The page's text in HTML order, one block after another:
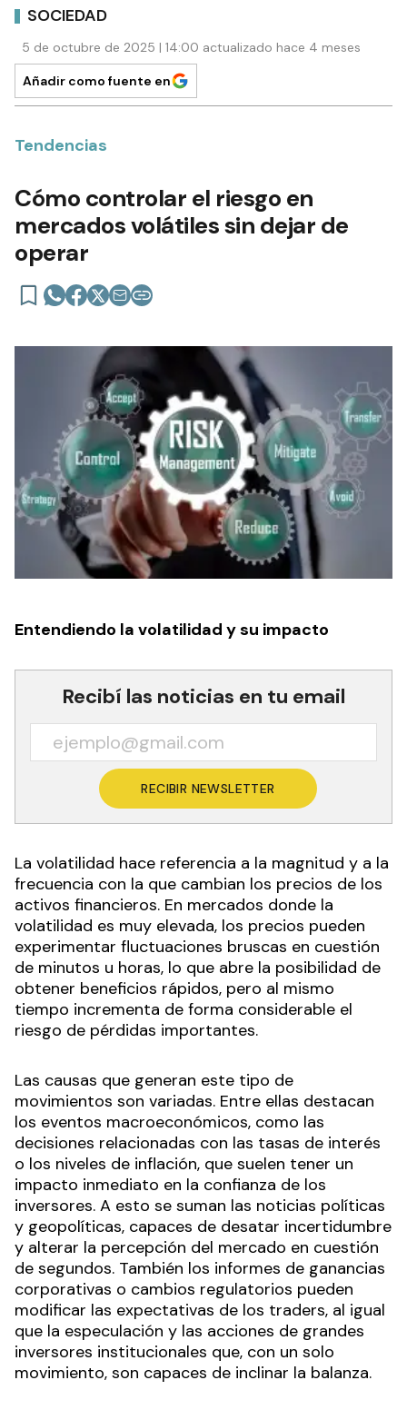
SOCIEDAD
5 de octubre de 2025 | 14:00 actualizado hace 4 meses
Añadir como fuente en
Tendencias
Cómo controlar el riesgo en
mercados volátiles sin dejar de
operar
Entendiendo la volatilidad y su impacto
Recibí las noticias en tu email
RECIBIR NEWSLETTER
La volatilidad hace referencia a la magnitud y a la
frecuencia con la que cambian los precios de los
activos financieros. En mercados donde la
volatilidad es muy elevada, los precios pueden
experimentar fluctuaciones bruscas en cuestión
de minutos u horas, lo que abre la posibilidad de
obtener beneficios rápidos, pero al mismo
tiempo incrementa de forma considerable el
riesgo de pérdidas importantes.
Las causas que generan este tipo de
movimientos son variadas. Entre ellas destacan
los eventos macroeconómicos, como las
decisiones relacionadas con las tasas de interés
o los niveles de inflación, que suelen tener un
impacto inmediato en la confianza de los
inversores. A esto se suman las noticias políticas
y geopolíticas, capaces de desatar incertidumbre
y alterar la percepción del mercado en cuestión
de segundos. También los informes de ganancias
corporativas o cambios regulatorios pueden
modificar las expectativas de los traders, al igual
que la especulación y las acciones de grandes
inversores institucionales que, con un solo
movimiento, son capaces de inclinar la balanza.